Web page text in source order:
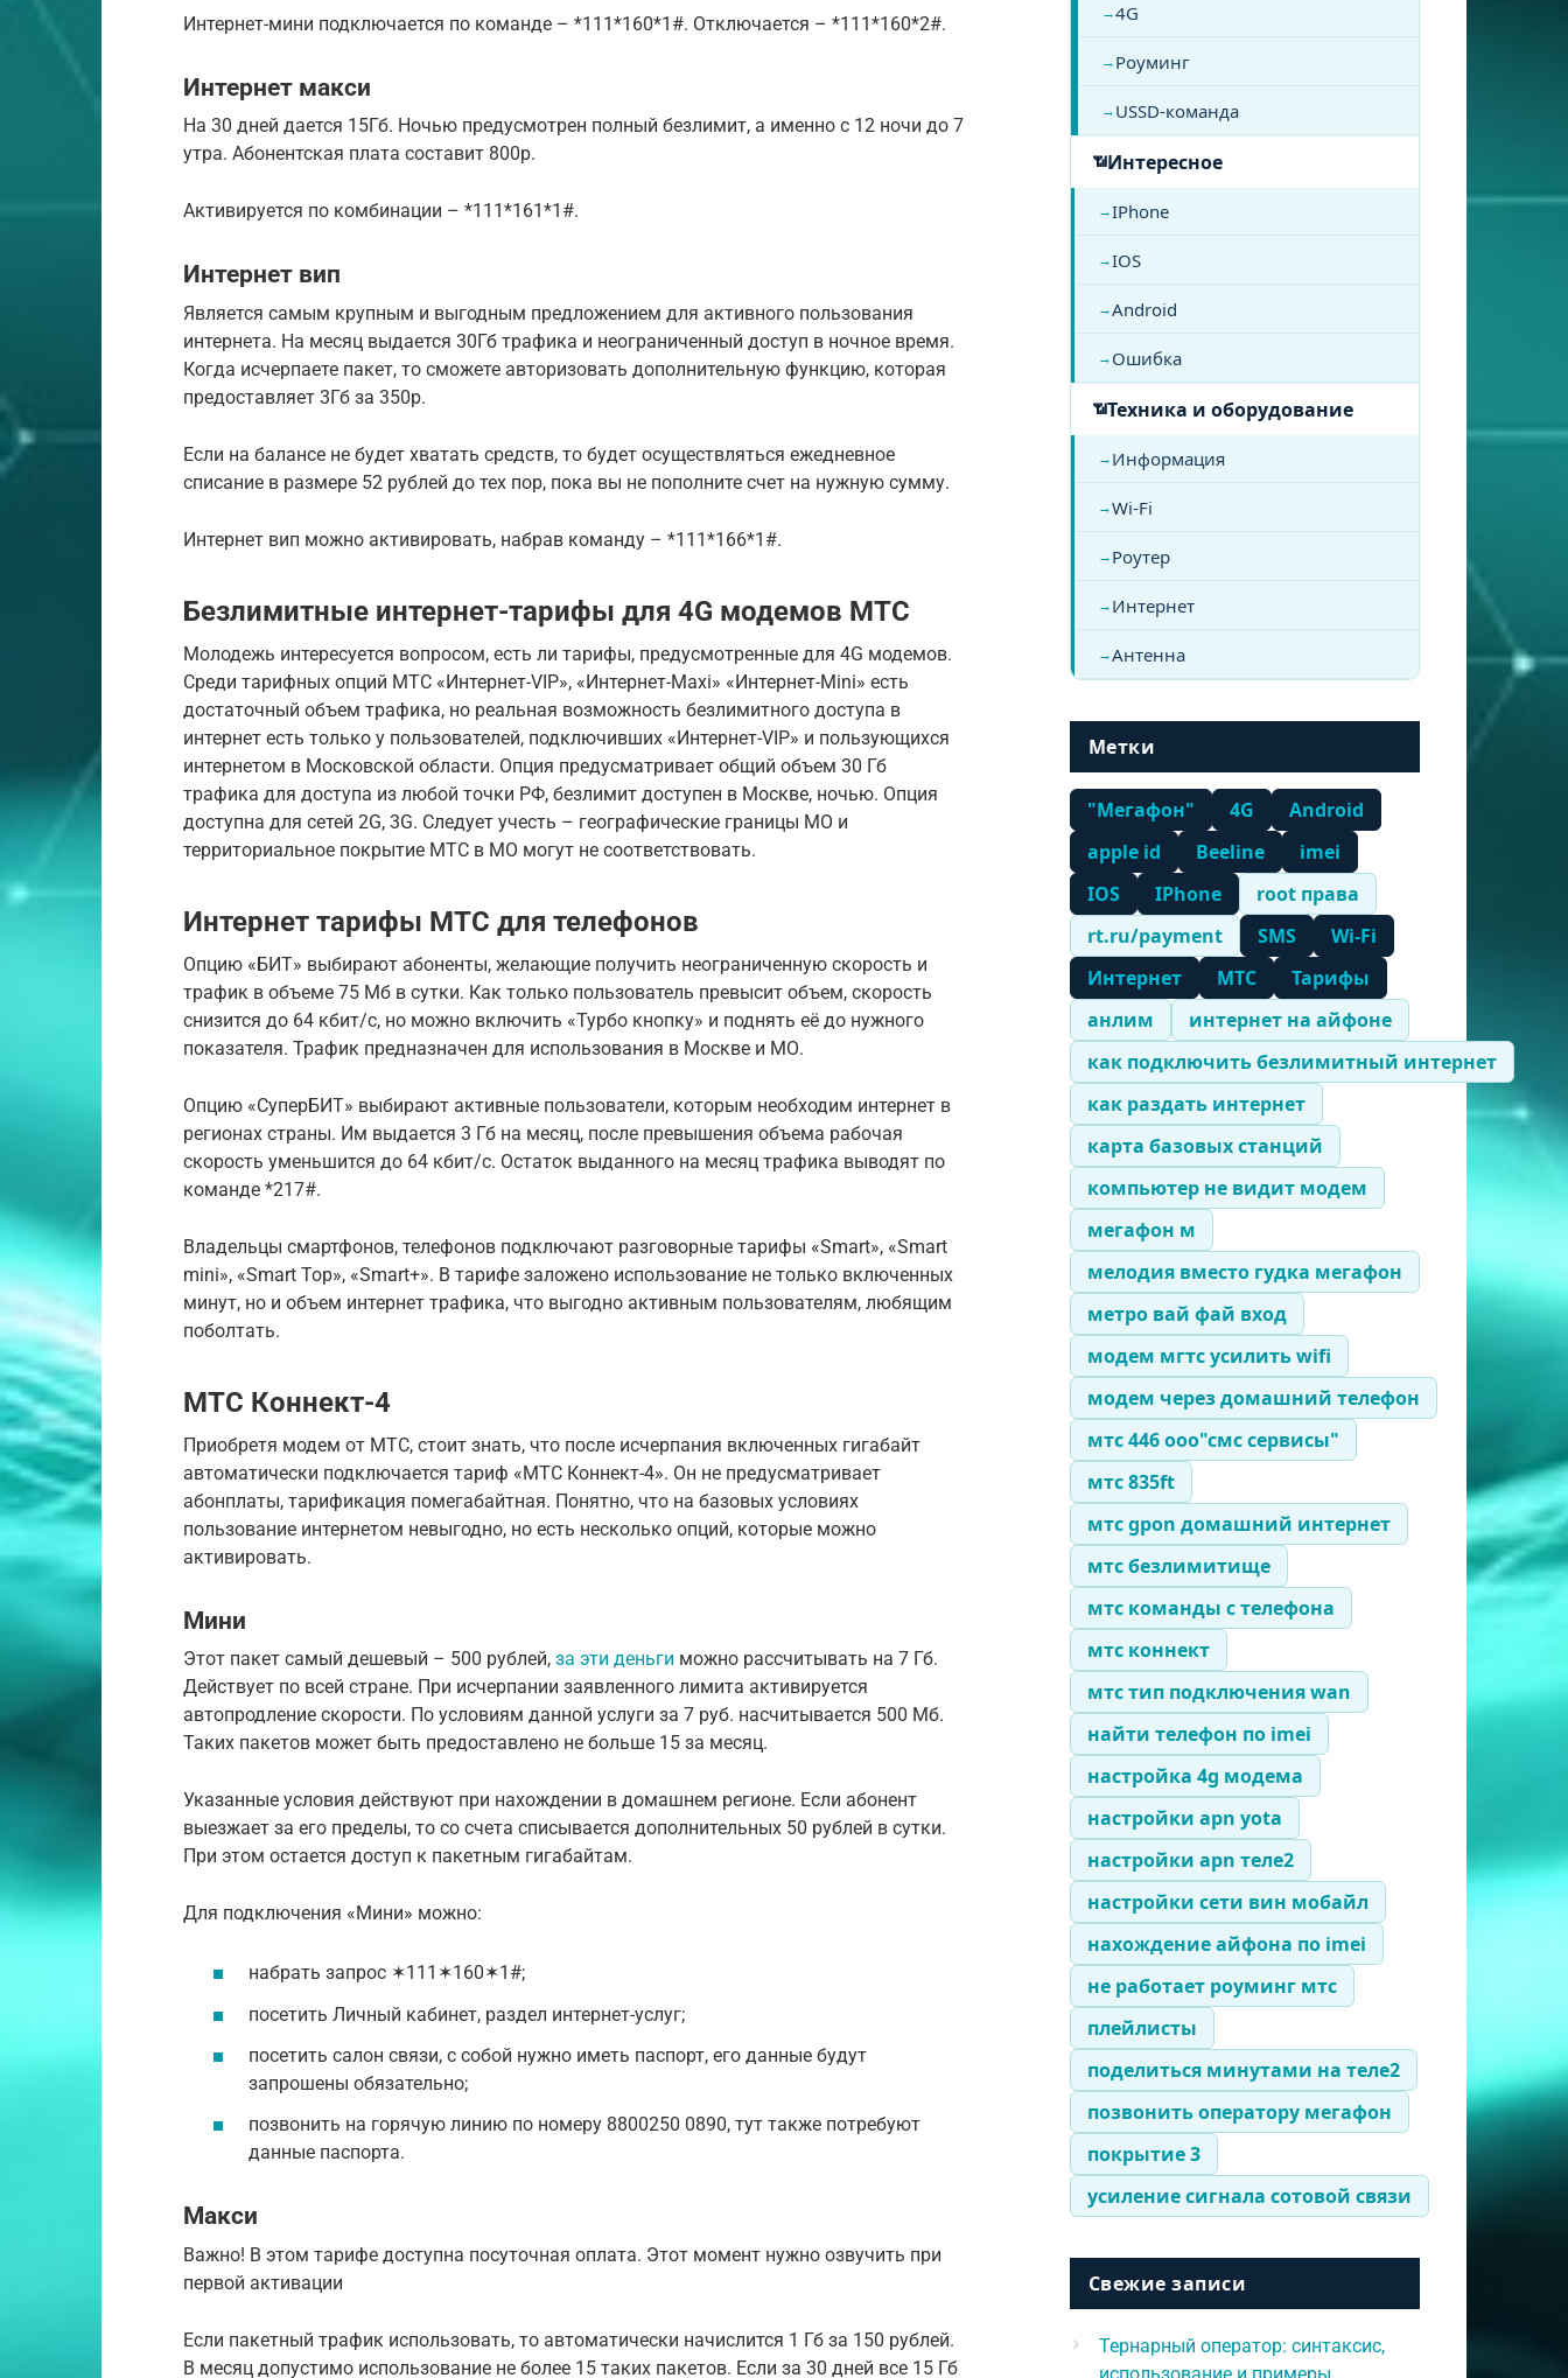
Интернет-мини подключается по команде – *111*160*1#. Отключается – *111*160*2#.
Интернет макси
На 30 дней дается 15Гб. Ночью предусмотрен полный безлимит, а именно с 12 ночи до 7
утра. Абонентская плата составит 800р.
Активируется по комбинации – *111*161*1#.
Интернет вип
Является самым крупным и выгодным предложением для активного пользования
интернета. На месяц выдается 30Гб трафика и неограниченный доступ в ночное время.
Когда исчерпаете пакет, то сможете авторизовать дополнительную функцию, которая
предоставляет 3Гб за 350р.
Если на балансе не будет хватать средств, то будет осуществляться ежедневное
списание в размере 52 рублей до тех пор, пока вы не пополните счет на нужную сумму.
Интернет вип можно активировать, набрав команду – *111*166*1#.
Безлимитные интернет-тарифы для 4G модемов МТС
Молодежь интересуется вопросом, есть ли тарифы, предусмотренные для 4G модемов.
Среди тарифных опций МТС «Интернет-VIP», «Интернет-Maxi» «Интернет-Mini» есть
достаточный объем трафика, но реальная возможность безлимитного доступа в
интернет есть только у пользователей, подключивших «Интернет-VIP» и пользующихся
интернетом в Московской области. Опция предусматривает общий объем 30 Гб
трафика для доступа из любой точки РФ, безлимит доступен в Москве, ночью. Опция
доступна для сетей 2G, 3G. Следует учесть – географические границы МО и
территориальное покрытие МТС в МО могут не соответствовать.
Интернет тарифы МТС для телефонов
Опцию «БИТ» выбирают абоненты, желающие получить неограниченную скорость и
трафик в объеме 75 Мб в сутки. Как только пользователь превысит объем, скорость
снизится до 64 кбит/с, но можно включить «Турбо кнопку» и поднять её до нужного
показателя. Трафик предназначен для использования в Москве и МО.
Опцию «СуперБИТ» выбирают активные пользователи, которым необходим интернет в
регионах страны. Им выдается 3 Гб на месяц, после превышения объема рабочая
скорость уменьшится до 64 кбит/с. Остаток выданного на месяц трафика выводят по
команде *217#.
Владельцы смартфонов, телефонов подключают разговорные тарифы «Smart», «Smart
mini», «Smart Top», «Smart+». В тарифе заложено использование не только включенных
минут, но и объем интернет трафика, что выгодно активным пользователям, любящим
поболтать.
МТС Коннект-4
Приобретя модем от МТС, стоит знать, что после исчерпания включенных гигабайт
автоматически подключается тариф «МТС Коннект-4». Он не предусматривает
абонплаты, тарификация помегабайтная. Понятно, что на базовых условиях
пользование интернетом невыгодно, но есть несколько опций, которые можно
активировать.
Мини
Этот пакет самый дешевый – 500 рублей, за эти деньги можно рассчитывать на 7 Гб.
Действует по всей стране. При исчерпании заявленного лимита активируется
автопродление скорости. По условиям данной услуги за 7 руб. насчитывается 500 Мб.
Таких пакетов может быть предоставлено не больше 15 за месяц.
Указанные условия действуют при нахождении в домашнем регионе. Если абонент
выезжает за его пределы, то со счета списывается дополнительных 50 рублей в сутки.
При этом остается доступ к пакетным гигабайтам.
Для подключения «Мини» можно:
набрать запрос ✶111✶160✶1#;
посетить Личный кабинет, раздел интернет-услуг;
посетить салон связи, с собой нужно иметь паспорт, его данные будут
запрошены обязательно;
позвонить на горячую линию по номеру 8800250 0890, тут также потребуют
данные паспорта.
Макси
Важно! В этом тарифе доступна посуточная оплата. Этот момент нужно озвучить при
первой активации
Если пакетный трафик использовать, то автоматически начислится 1 Гб за 150 рублей.
В месяц допустимо использование не более 15 таких пакетов. Если за 30 дней все 15 Гб
4G
Роуминг
USSD-команда
Интересное
IPhone
IOS
Android
Ошибка
Техника и оборудование
Информация
Wi-Fi
Роутер
Интернет
Антенна
Метки
"Мегафон" 4G
Android
apple id
Beeline
imei
IOS
IPhone
root права
rt.ru/payment
SMS
Wi-Fi
Интернет
МТС
Тарифы
анлим
интернет на айфоне
как подключить безлимитный интернет
как раздать интернет
карта базовых станций
компьютер не видит модем
мегафон м
мелодия вместо гудка мегафон
метро вай фай вход
модем мгтс усилить wifi
модем через домашний телефон
мтс 446 ооо"смс сервисы"
мтс 835ft
мтс gpon домашний интернет
мтс безлимитище
мтс команды с телефона
мтс коннект
мтс тип подключения wan
найти телефон по imei
настройка 4g модема
настройки apn yota
настройки apn теле2
настройки сети вин мобайл
нахождение айфона по imei
не работает роуминг мтс
плейлисты
поделиться минутами на теле2
позвонить оператору мегафон
покрытие 3
усиление сигнала сотовой связи
Свежие записи
Тернарный оператор: синтаксис,